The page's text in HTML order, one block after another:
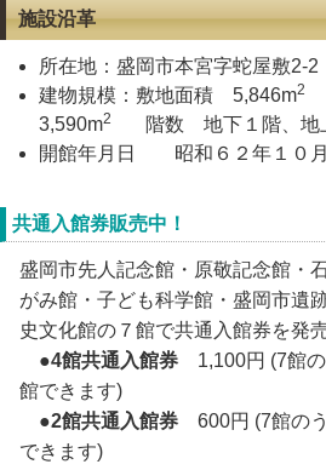
施設沿革
所在地：盛岡市本宮字蛇屋敷2-2
建物規模：敷地面積 5,846m2
3,590m2
階数 地下１階、地
開館年月日 昭和６２年１０月
共通入館券販売中！
盛岡市先人記念館・原敬記念館・
がみ館・子ども科学館・盛岡市遺
史文化館の７館で共通入館券を発
●4館共通入館券 1,100円 (7館の
館できます)
●2館共通入館券 600円 (7館の
できます)